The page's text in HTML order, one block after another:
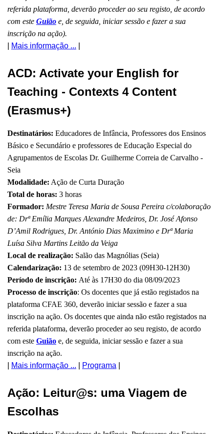
referida plataforma, deverão proceder ao seu registo, de acordo
com este Guião e, de seguida, iniciar sessão e fazer a sua
inscrição na ação).
Mais informação ...
ACD: Activate your English for
Teaching - Contexts 4 Content
(Erasmus+)
Destinatários: Educadores de Infância, Professores dos Ensinos
Básico e Secundário e professores de Educação Especial do
Agrupamentos de Escolas Dr. Guilherme Correia de Carvalho -
Seia
Modalidade: Ação de Curta Duração
Total de horas: 3 horas
Formador: Mestre Teresa Maria de Sousa Pereira c/colaboração
de: DrªEmília Marques Alexandre Medeiros, Dr. José Afonso
D’Amil Rodrigues, Dr. António Dias Maximino e Drª Maria
Luísa Silva Martins Leitão da Veiga
Local de realização: Salão das Magnólias (Seia)
Calendarização: 13 de setembro de 2023 (09H30-12H30)
Período de inscrição: Até às 17H30 do dia 08/09/2023
Processo de inscrição: Os docentes que já estão registados na
plataforma CFAE 360, deverão iniciar sessão e fazer a sua
inscrição na ação. Os docentes que ainda não estão registados na
referida plataforma, deverão proceder ao seu registo, de acordo
com este Guião e, de seguida, iniciar sessão e fazer a sua
inscrição na ação.
Mais informação ... Programa
Ação: Leitur@s: uma Viagem de
Escolhas